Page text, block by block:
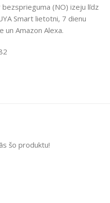
(NO) izeju līdz
Smart lietotni, 7 dienu
un Amazon Alexa.
šo produktu!